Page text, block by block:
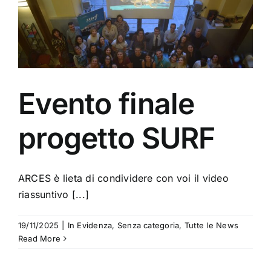
Evento finale
progetto SURF
ARCES è lieta di condividere con voi il video
riassuntivo [...]
19/11/2025 In Evidenza, Senza categoria, Tutte le News
Read More